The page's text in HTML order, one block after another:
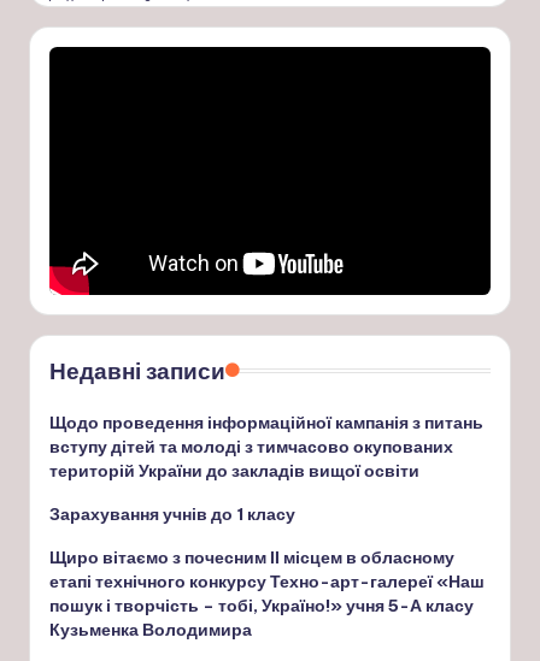
Недавні записи
Щодо проведення інформаційної кампанія з питань
вступу дітей та молоді з тимчасово окупованих
територій України до закладів вищої освіти
Зарахування учнів до 1 класу
Щиро вітаємо з почесним ІІ місцем в обласному
етапі технічного конкурсу Техно-арт-галереї «Наш
пошук і творчість – тобі, Україно!» учня 5-А класу
Кузьменка Володимира